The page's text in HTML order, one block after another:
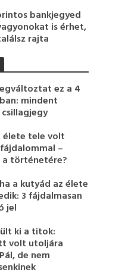
bankjegyed
is érhet,
rajta
ez a 4
mindent
élete tele volt
–
a történetére?
a kutyád az élete
3 fájdalmasan
jel
ki a titok:
volt utoljára
de nem